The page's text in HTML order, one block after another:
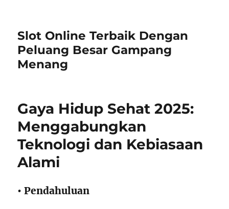
Slot Online Terbaik Dengan
Peluang Besar Gampang
Menang
Gaya Hidup Sehat 2025:
Menggabungkan
Teknologi dan Kebiasaan
Alami
• Pendahuluan